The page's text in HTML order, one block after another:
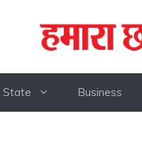
State Business